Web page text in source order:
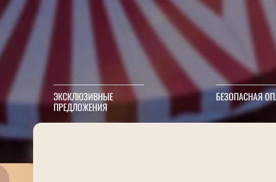
ЭКСКЛЮЗИВНЫЕ
ПРЕДЛОЖЕНИЯ
БЕЗОПАСНАЯ